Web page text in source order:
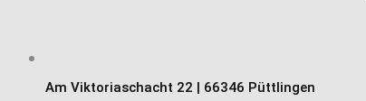
Am Viktoriaschacht 22 | 66346 Püttlingen